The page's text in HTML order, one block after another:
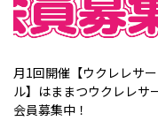
月1回開催【ウクレレサ
ル】はままつウクレレサ
会員募集中！